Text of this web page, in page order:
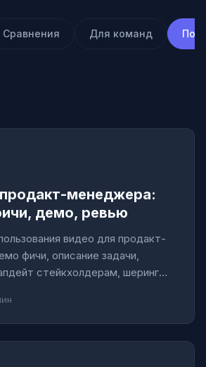
Сравнения Для команд
менеджера:
демо, ревью
видео для продакт-
фичи, описание задачи,
стейкхолдерам, шеринг